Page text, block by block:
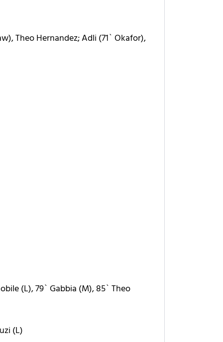
Theo Hernandez; Adli (71` Okafor),
(L), 79` Gabbia (M), 85` Theo
(L)